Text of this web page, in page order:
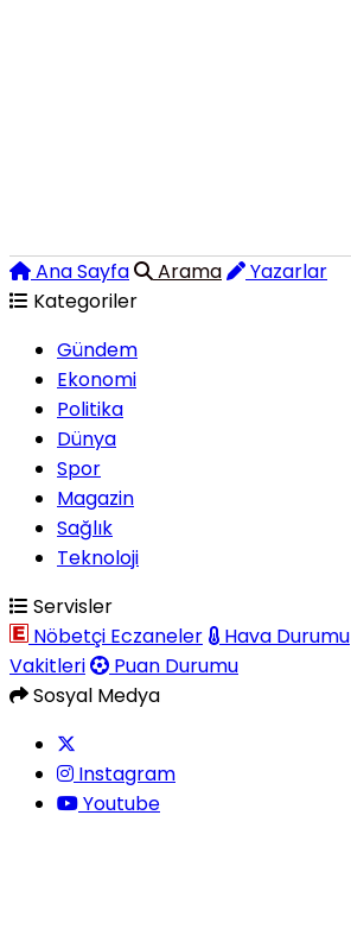
Ana Sayfa Arama
Yazarlar
Kategoriler
Gündem
Ekonomi
Politika
Dünya
Spor
Magazin
Sağlık
Teknoloji
Servisler
Nöbetçi Eczaneler
Hava Durumu
Vakitleri
Puan Durumu
Sosyal Medya
Instagram
Youtube